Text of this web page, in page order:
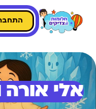
אלי אורה